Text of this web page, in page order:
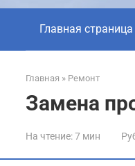
Главная страница
Главная » Ремонт
Замена
На чтение:7 мин